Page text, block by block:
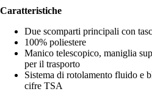
Caratteristiche
Due scomparti principali con
100% poliestere
Manico telescopico, maniglia
per il trasporto
Sistema di rotolamento fluido e
cifre TSA